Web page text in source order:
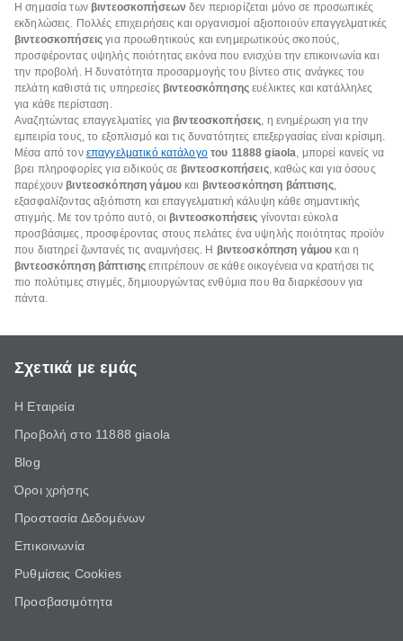
Η σημασία των βιντεοσκοπήσεων δεν περιορίζεται μόνο σε προσωπικές
εκδηλώσεις. Πολλές επιχειρήσεις και οργανισμοί αξιοποιούν επαγγελματικές
βιντεοσκοπήσεις για προωθητικούς και ενημερωτικούς σκοπούς,
προσφέροντας υψηλής ποιότητας εικόνα που ενισχύει την επικοινωνία και
την προβολή. Η δυνατότητα προσαρμογής του βίντεο στις ανάγκες του
πελάτη καθιστά τις υπηρεσίεςβιντεοσκόπησης ευέλικτες και κατάλληλες
για κάθε περίσταση.
Αναζητώντας επαγγελματίες γιαβιντεοσκοπήσεις, η ενημέρωση για την
εμπειρία τους, το εξοπλισμό και τις δυνατότητες επεξεργασίας είναι κρίσιμη.
Μέσα από τον επαγγελματικό κατάλογοτου 11888 giaola, μπορεί κανείς να
βρει πληροφορίες για ειδικούς σε βιντεοσκοπήσεις, καθώς και για όσους
παρέχουνβιντεοσκόπηση γάμουκαι βιντεοσκόπηση βάπτισης,
εξασφαλίζοντας αξιόπιστη και επαγγελματική κάλυψη κάθε σημαντικής
στιγμής. Με τον τρόπο αυτό, οιβιντεοσκοπήσεις γίνονται εύκολα
προσβάσιμες, προσφέροντας στους πελάτες ένα υψηλής ποιότητας προϊόν
που διατηρεί ζωντανές τις αναμνήσεις. Η βιντεοσκόπηση γάμου και η
βιντεοσκόπηση βάπτισης επιτρέπουν σε κάθε οικογένεια να κρατήσει τις
πιο πολύτιμες στιγμές, δημιουργώντας ενθύμια που θα διαρκέσουν για
πάντα.
Σχετικά με εμάς
Η Εταιρεία
Προβολή στο 11888 giaola
Blog
Όροι χρήσης
Προστασία Δεδομένων
Επικοινωνία
Ρυθμίσεις Cookies
Προσβασιμότητα